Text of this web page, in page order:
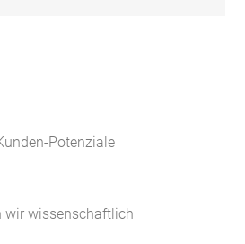
Potenziale
wir wissenschaftlich